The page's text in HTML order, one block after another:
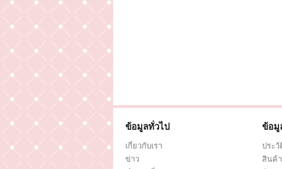
ข้อมูลทั่วไป
เกี่ยวกับเรา
ข่าว
ข้อมู
ประวั
สินค้